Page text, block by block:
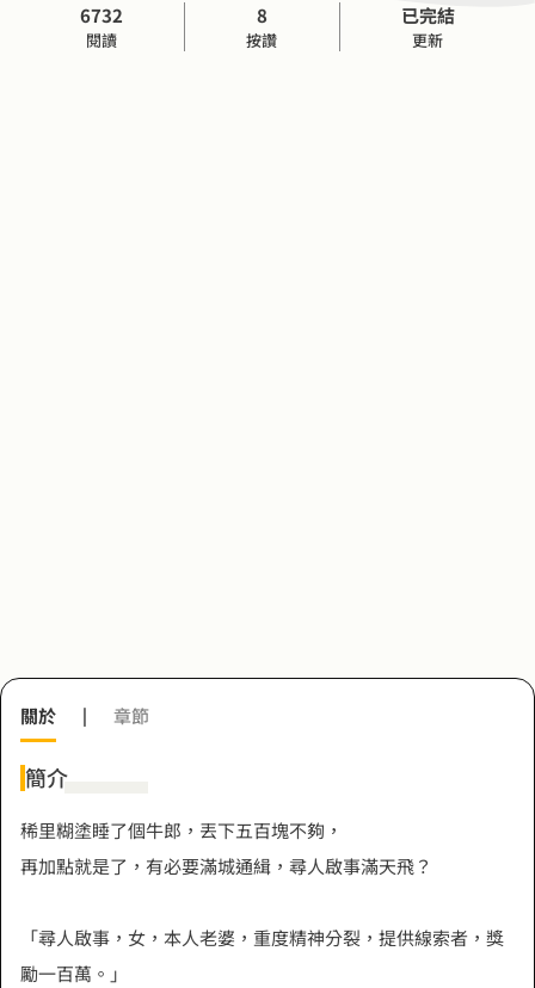
6732
閱讀
8
按讚
已完結
更新
關於 | 章節
簡介
稀里糊塗睡了個牛郎，丟下五百塊不夠，
再加點就是了，有必要滿城通緝，尋人啟事滿天飛？
「尋人啟事，女，本人老婆，重度精神分裂，提供線索者，獎
勵一百萬。」